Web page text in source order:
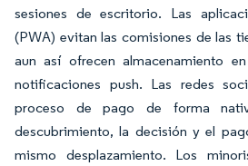
sesiones de escritorio. Las
(PWA) evitan las comisiones de las
aun así ofrecen almacenamiento
notificaciones push. Las redes
proceso de pago de forma
descubrimiento, la decisión y el
mismo desplazamiento. Los